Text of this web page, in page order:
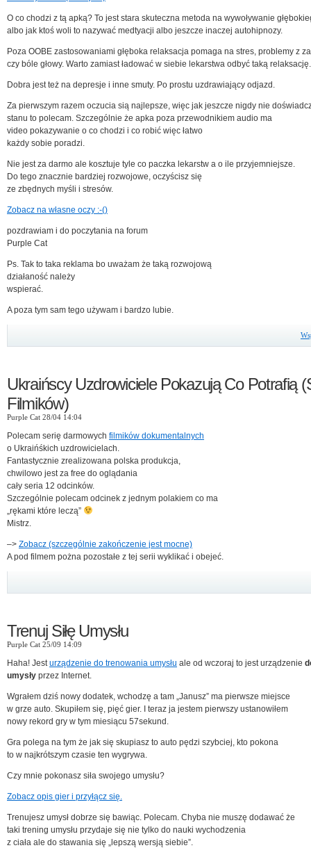
O co chodzi z tą apką? To jest stara skuteczna metoda na wywoływanie
albo jak ktoś woli to nazywać medtyacji albo jeszcze inaczej autohipnozy.
Poza OOBE zastosowaniami głęboka relaksacja pomaga na stres, problemy z
czy bóle głowy. Warto zamiast ładować w siebie lekarstwa odbyć taką relaksację.
Dobra jest też na depresje i inne smuty. Po prostu uzdrawiający odjazd.
Za pierwszym razem oczucia sią najlepsze, więc jak jeszcze nigdy nie
stanu to polecam. Szczególnie że apka poza przewodnikiem audio ma
video pokazywanie o co chodzi i co robić więc łatwo
każdy sobie poradzi.
Nie jest za darmo ale kosztuje tyle co paczka lekarstw a o ile przyjemniejsze.
Do tego znacznie bardziej rozwojowe, oczyścisz się
ze zbędnych myśli i stresów.
Zobacz na własne oczy :-()
pozdrawiam i do poczytania na forum
Purple Cat
Ps. Tak to taka reklama bo uważam że taką rozwojową
działaność należy
wspierać.
A poza tym sam tego używam i bardzo lubie.
Ukraińscy Uzdrowiciele Pokazują Co Potrafią
Filmików)
Purple Cat 28/04 14:04
Polecam serię darmowych filmików dokumentalnych
o Ukraińśkich uzdrowicielach.
Fantastycznie zrealizowana polska produkcja,
chwilowo jest za free do oglądania
cały seria 12 odcinków.
Szczególnie polecam odcinek z jednym polakiem co ma
„rękami które leczą”
Mistrz.
–> Zobacz (szczególnie zakończenie jest mocne)
A pod filmem pożna pozostałe z tej serii wyklikać i obejeć.
Trenuj Siłę Umysłu
Purple Cat 25/09 14:09
Haha! Jesturządzenie do trenowania umysłu ale od wczoraj to jest urządzenie
umysły przez Internet.
Wgrałem dziś nowy dodatek, wchodzę a tam „Janusz” ma pierwsze miejsce
w grze auto. Skupiłem się, pięć gier. I teraz ja jestem pierwszy ustanowiłem
nowy rekord gry w tym miesiącu 57sekund.
Gra polega na tym że jak się skupiasz to auto pędzi szybciej, kto pokona
to w najkrótszym czasie ten wygrywa.
Czy mnie pokonasz siła swojego umysłu?
Zobacz opis gier i przyłącz się.
Trenujesz umysł dobrze się bawiąc. Polecam. Chyba nie muszę dodawać że
taki trening umysłu przydaje się nie tylko do nauki wychodzenia
z ciała ale do stawania się „lepszą wersją siebie”.